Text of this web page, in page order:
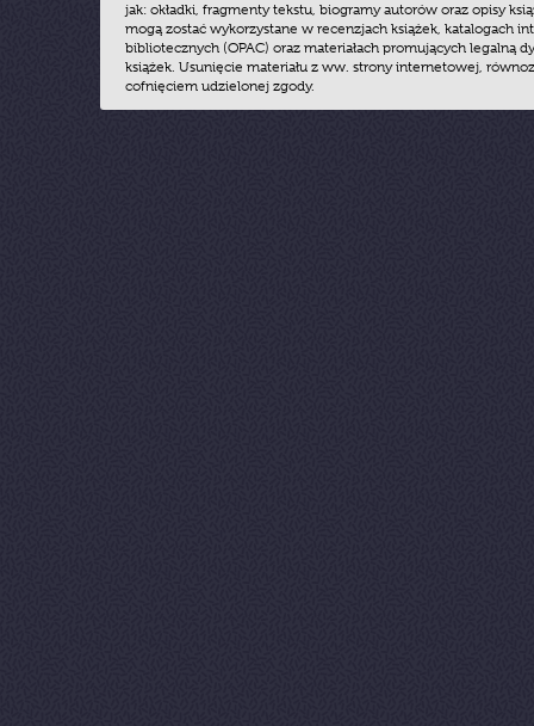
jak: okładki, fragmenty tekstu, biogramy autorów oraz opisy
mogą zostać wykorzystane w recenzjach książek, katalogach
bibliotecznych (OPAC) oraz materiałach promujących legalną
książek. Usunięcie materiału z ww. strony internetowej,
cofnięciem udzielonej zgody.